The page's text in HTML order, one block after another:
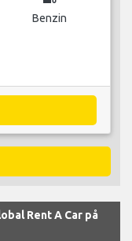
Benzin
Rent A Car på